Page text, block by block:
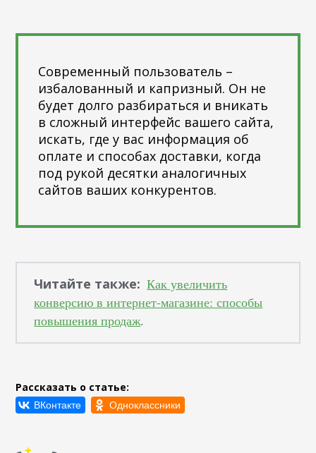
Современный пользователь –
избалованный и капризный. Он не
будет долго разбираться и вникать
в сложный интерфейс вашего сайта,
искать, где у вас информация об
оплате и способах доставки, когда
под рукой десятки аналогичных
сайтов ваших конкурентов.
Читайте также: Как увеличить
конверсию в интернет-магазине: способы
повышения продаж.
Рассказать о статье: